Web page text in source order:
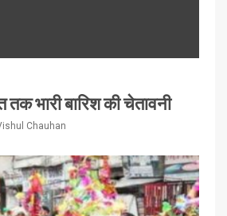
तक भारी बारिश की चेतावनी
Chauhan